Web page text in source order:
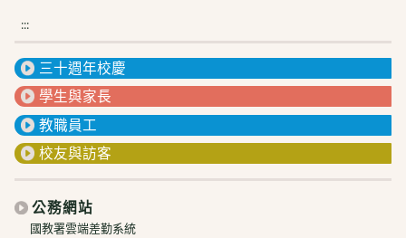
:::
三十週年校慶
學生與家長
教職員工
校友與訪客
公務網站
國教署雲端差勤系統